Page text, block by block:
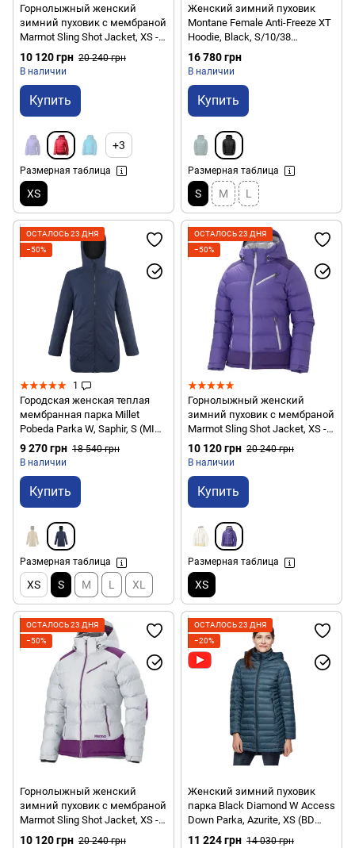
Горнолыжный женский
зимний пуховик с мембраной
Marmot Sling Shot Jacket, XS -
Summer Pink/Berry Wine (MRT
76200.6566-XS)
10 120 грн 20 240 грн
В наличии
Купить
+3
Размерная таблица
XS
Женский зимний пуховик
Montane Female Anti-Freeze XT
Hoodie, Black, S/10/38
(5056601022793)
16 780 грн
В наличии
Купить
Размерная таблица
S M L
ОСТАЛОСЬ 23 ДНЯ
−50%
1
Городская женская теплая
мембранная парка Millet
Pobeda Parka W, Saphir, S (MIV
9551, 7317-S)
9 270 грн 18 540 грн
В наличии
Купить
Размерная таблица
XS S M L XL
ОСТАЛОСЬ 23 ДНЯ
−50%
Горнолыжный женский
зимний пуховик с мембраной
Marmot Sling Shot Jacket, XS -
Ultra Violet/Dark Violet (MRT
75290.6394-XS)
10 120 грн 20 240 грн
В наличии
Купить
Размерная таблица
XS
ОСТАЛОСЬ 23 ДНЯ
−50%
Горнолыжный женский
зимний пуховик с мембраной
Marmot Sling Shot Jacket, XS -
Glaicer Grey/Grape Juice (MRT
10 120 грн 20 240 грн
ОСТАЛОСЬ 23 ДНЯ
−20%
Женский зимний пуховик
парка Black Diamond W Access
Down Parka, Azurite, XS (BD
7461854022XSM1)
11 224 грн 14 030 грн